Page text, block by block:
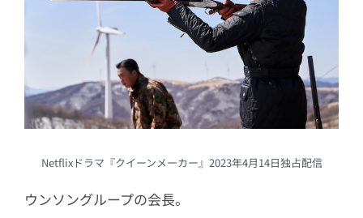
Netflixドラマ『クイーンメーカー』2023年4月14日独占配信
ウンソングループの会長。